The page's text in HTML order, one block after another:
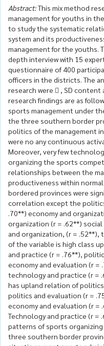
Abstract:This mix method
management for youths in
to study the systematic
system and its
management for the youths.
depth interview with 15
questionnaire of 400
officers in the districts. The
research were  , SD content
research findings are as
sports management under
the three southern border
politics of the management
were no any continuous
Moreover, very few
organizing the sports
relationships between the
productiveness within
bordered provinces were
correlation except the
.70**) economy and
organization (r = .62**)
and organization, (r =
of the variable is high class
and practice (r = .76**),
economy and evaluation (r =
technology and practice (r =
has upland relation of
politics and evaluation (r =
economy and evaluation (r =
Technology and practice (r =
patterns of sports
three southern border